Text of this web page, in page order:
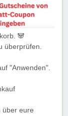
🐼
überprüfen.
"Anwenden".
über eure